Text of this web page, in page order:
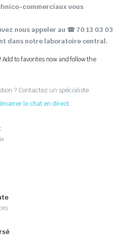
commerciaux vous
nous appeler au ☎ 70 13 03 03
dans notre laboratoire central.
Add to favorites now and follow the
? Contactez un spécialiste
le chat en direct